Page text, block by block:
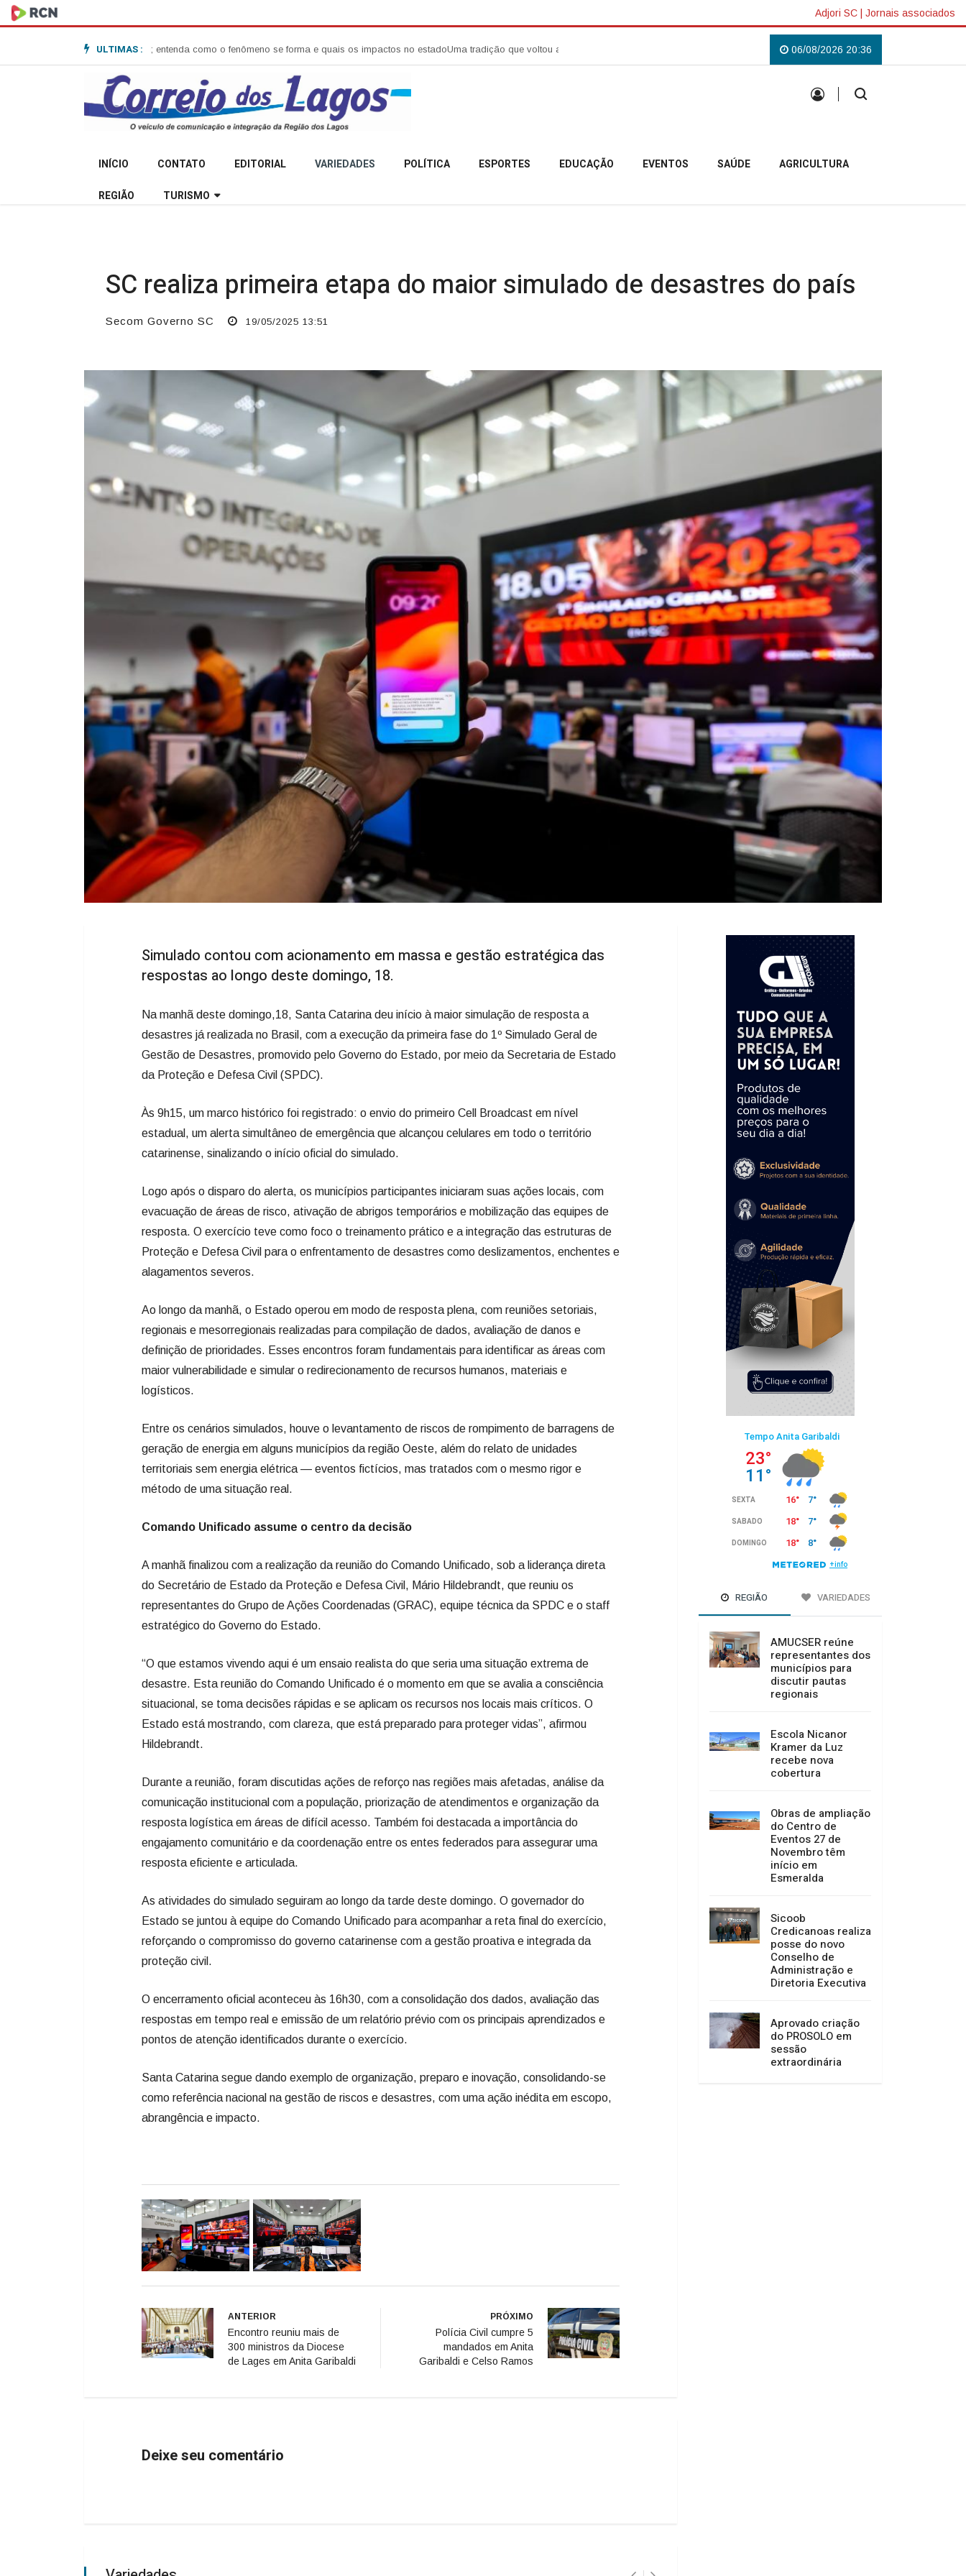
Adjori SC | Jornais associados
ULTIMAS :
no Sul do Brasil; entenda como o fenômeno se forma e quais os impactos no estadoUma tradição que voltou a reunir a comunidade campobelense Padre Pablo inicia missão em Anita Garibaldi e destaca
06/08/2026 20:36
INÍCIO CONTATO EDITORIAL VARIEDADES POLÍTICA ESPORTES EDUCAÇÃO EVENTOS SAÚDE AGRICULTURA
REGIÃO TURISMO
SC realiza primeira etapa do maior simulado de desastres do país
Secom Governo SC 19/05/2025 13:51
Simulado contou com acionamento em massa e gestão estratégica das
respostas ao longo deste domingo, 18.
Na manhã deste domingo,18, Santa Catarina deu início à maior simulação de resposta a
desastres já realizada no Brasil, com a execução da primeira fase do 1º Simulado Geral de
Gestão de Desastres, promovido pelo Governo do Estado, por meio da Secretaria de Estado
da Proteção e Defesa Civil (SPDC).
Às 9h15, um marco histórico foi registrado: o envio do primeiro Cell Broadcast em nível
estadual, um alerta simultâneo de emergência que alcançou celulares em todo o território
catarinense, sinalizando o início oficial do simulado.
Logo após o disparo do alerta, os municípios participantes iniciaram suas ações locais, com
evacuação de áreas de risco, ativação de abrigos temporários e mobilização das equipes de
resposta. O exercício teve como foco o treinamento prático e a integração das estruturas de
Proteção e Defesa Civil para o enfrentamento de desastres como deslizamentos, enchentes e
alagamentos severos.
Ao longo da manhã, o Estado operou em modo de resposta plena, com reuniões setoriais,
regionais e mesorregionais realizadas para compilação de dados, avaliação de danos e
definição de prioridades. Esses encontros foram fundamentais para identificar as áreas com
maior vulnerabilidade e simular o redirecionamento de recursos humanos, materiais e
logísticos.
Entre os cenários simulados, houve o levantamento de riscos de rompimento de barragens de
geração de energia em alguns municípios da região Oeste, além do relato de unidades
territoriais sem energia elétrica — eventos fictícios, mas tratados com o mesmo rigor e
método de uma situação real.
Comando Unificado assume o centro da decisão
A manhã finalizou com a realização da reunião do Comando Unificado, sob a liderança direta
do Secretário de Estado da Proteção e Defesa Civil, Mário Hildebrandt, que reuniu os
representantes do Grupo de Ações Coordenadas (GRAC), equipe técnica da SPDC e o staff
estratégico do Governo do Estado.
“O que estamos vivendo aqui é um ensaio realista do que seria uma situação extrema de
desastre. Esta reunião do Comando Unificado é o momento em que se avalia a consciência
situacional, se toma decisões rápidas e se aplicam os recursos nos locais mais críticos. O
Estado está mostrando, com clareza, que está preparado para proteger vidas”, afirmou
Hildebrandt.
Durante a reunião, foram discutidas ações de reforço nas regiões mais afetadas, análise da
comunicação institucional com a população, priorização de atendimentos e organização da
resposta logística em áreas de difícil acesso. Também foi destacada a importância do
engajamento comunitário e da coordenação entre os entes federados para assegurar uma
resposta eficiente e articulada.
As atividades do simulado seguiram ao longo da tarde deste domingo. O governador do
Estado se juntou à equipe do Comando Unificado para acompanhar a reta final do exercício,
reforçando o compromisso do governo catarinense com a gestão proativa e integrada da
proteção civil.
O encerramento oficial aconteceu às 16h30, com a consolidação dos dados, avaliação das
respostas em tempo real e emissão de um relatório prévio com os principais aprendizados e
pontos de atenção identificados durante o exercício.
Santa Catarina segue dando exemplo de organização, preparo e inovação, consolidando-se
como referência nacional na gestão de riscos e desastres, com uma ação inédita em escopo,
abrangência e impacto.
ANTERIOR
Encontro reuniu mais de
300 ministros da Diocese
de Lages em Anita Garibaldi
PRÓXIMO
Polícia Civil cumpre 5
mandados em Anita
Garibaldi e Celso Ramos
Deixe seu comentário
REGIÃO VARIEDADES
AMUCSER reúne
representantes dos
municípios para
discutir pautas
regionais
Escola Nicanor
Kramer da Luz
recebe nova
cobertura
Obras de ampliação
do Centro de
Eventos 27 de
Novembro têm
início em
Esmeralda
Sicoob
Credicanoas realiza
posse do novo
Conselho de
Administração e
Diretoria Executiva
Aprovado criação
do PROSOLO em
sessão
extraordinária